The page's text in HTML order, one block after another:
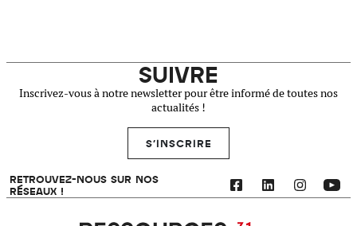
SUIVRE
Inscrivez-vous à notre newsletter pour être informé de toutes nos
actualités !
S'INSCRIRE
RETROUVEZ-NOUS SUR NOS
RÉSEAUX !